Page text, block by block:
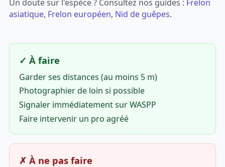
Un doute sur l'espèce ? Consultez nos guides : Frelon
asiatique, Frelon européen, Nid de guêpes.
✓ À faire
Garder ses distances (au moins 5 m)
Photographier de loin si possible
Signaler immédiatement sur WASPP
Faire intervenir un pro agréé
✗ À ne pas faire